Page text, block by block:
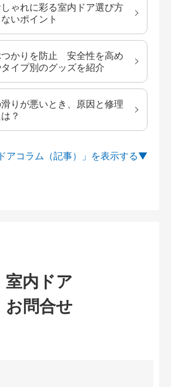
ゃれに彩る室内ドア選び方
いポイント
つかりを防止 安全性を高め
イプ別のグッズを紹介
りが悪いとき、原因と修理
？
アコラム（記事）」を
室内ドア
お問合せ